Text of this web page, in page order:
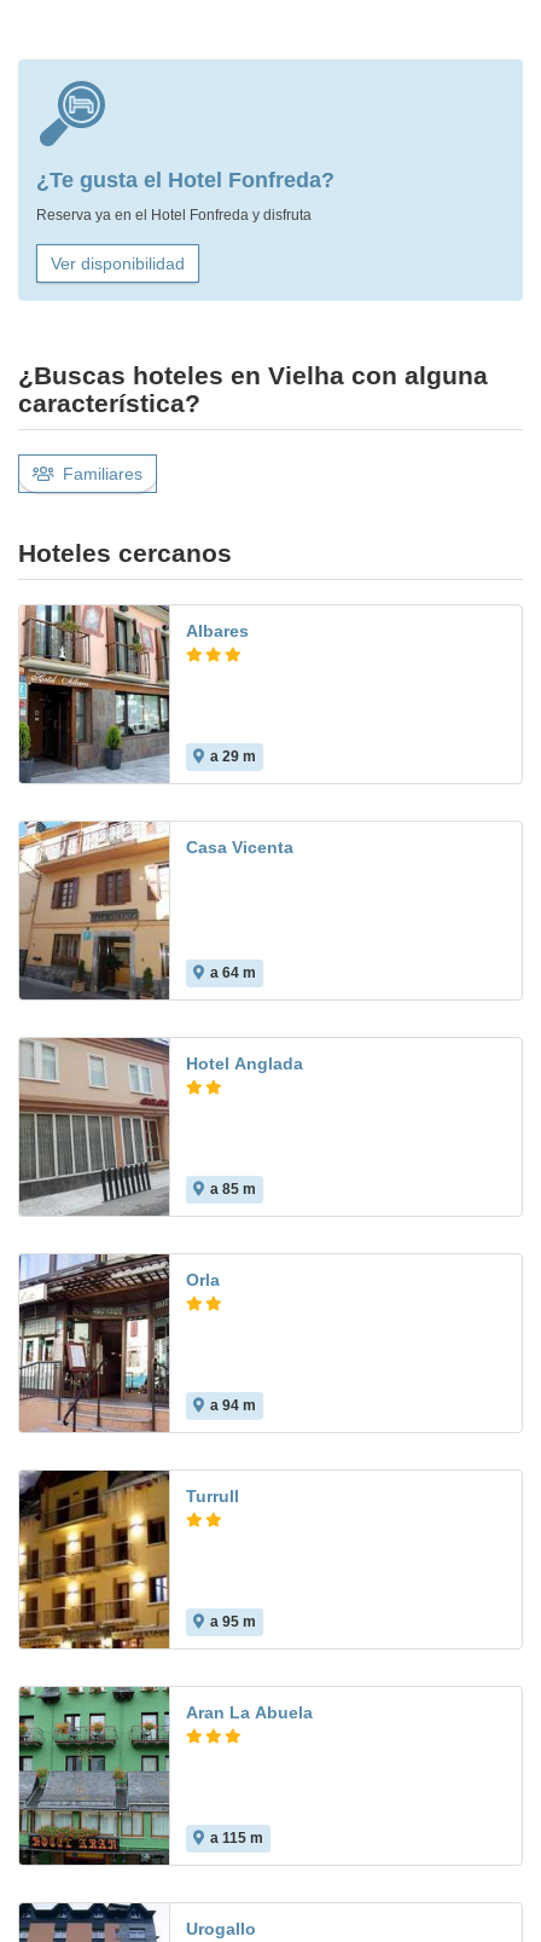
¿Te gusta el Hotel Fonfreda?
Reserva ya en el Hotel Fonfreda y disfruta
Ver disponibilidad
¿Buscas hoteles en Vielha con alguna
característica?
Familiares
Hoteles cercanos
Albares
a 29 m
Casa Vicenta
a 64 m
Hotel Anglada
a 85 m
Orla
a 94 m
Turrull
a 95 m
Aran La Abuela
a 115 m
Urogallo